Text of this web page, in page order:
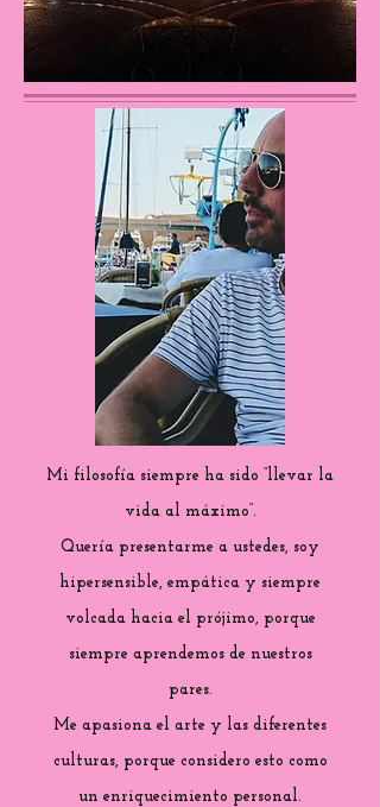
Mi filosofía siempre ha sido “llevar la
vida al máximo”.
Quería presentarme a ustedes, soy
hipersensible, empática y siempre
volcada hacia el prójimo, porque
siempre aprendemos de nuestros
pares.
Me apasiona el arte y las diferentes
culturas, porque considero esto como
un enriquecimiento personal.